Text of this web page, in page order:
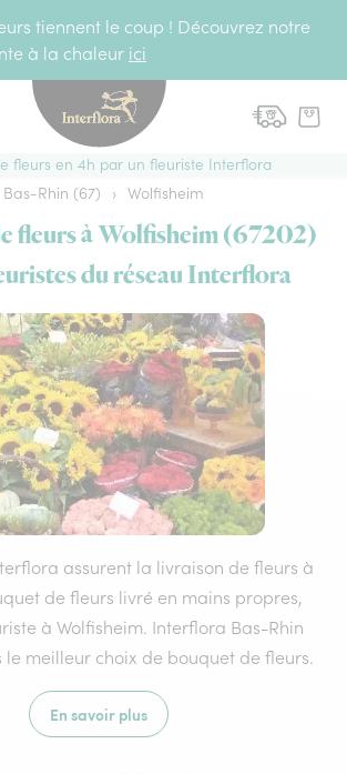
tiennent le coup ! Découvrez notre
à la chaleur ici
fleurs en 4h par un fleuriste Interflora
Bas-Rhin (67) › Wolfisheim
fleurs à Wolfisheim (67202)
du réseau Interflora
assurent la livraison de fleurs à
de fleurs livré en mains propres,
à Wolfisheim. Interflora Bas-Rhin
le meilleur choix de bouquet de fleurs.
En savoir plus